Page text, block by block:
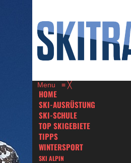
Menu ≡ ╳
HOME
SKI-AUSRÜSTUNG
SKI-SCHULE
TOP SKIGEBIETE
TIPPS
WINTERSPORT
SKI ALPIN